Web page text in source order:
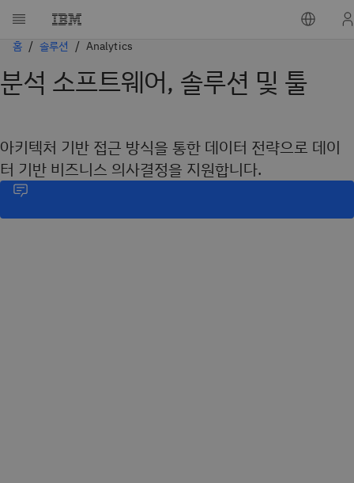
홈 솔루션 Analytics
분석 소프트웨어, 솔루션 및 툴
아키텍처 기반 접근 방식을 통한 데이터 전략으로 데이
터 기반 비즈니스 의사결정을 지원합니다.